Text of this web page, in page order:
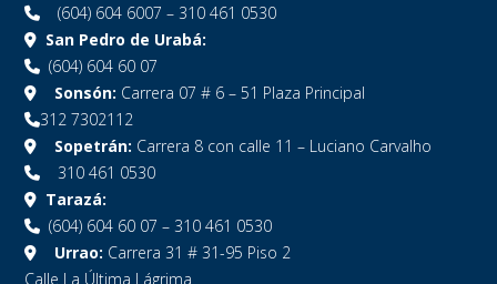
(604) 604 6007 – 310 461 0530
San Pedro de Urabá:
(604) 604 60 07
Sonsón: Carrera 07 # 6 – 51 Plaza Principal
312 7302112
Sopetrán: Carrera 8 con calle 11 – Luciano Carvalho
310 461 0530
Tarazá:
(604) 604 60 07 – 310 461 0530
Urrao: Carrera 31 # 31-95 Piso 2
Calle La Última Lágrima